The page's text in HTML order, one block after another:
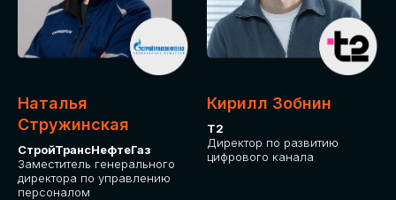
Наталья
Стружинская
СтройТрансНефтеГаз
Заместитель генерального
директора по управлению
персоналом
Кирилл Зобнин
Т2
Директор по развитию
цифрового канала
Приглашаем стать спикером GLOBAL
TECH FORUM и поделиться своим
опытом и экспертизой. Будем рады
сотрудничеству!